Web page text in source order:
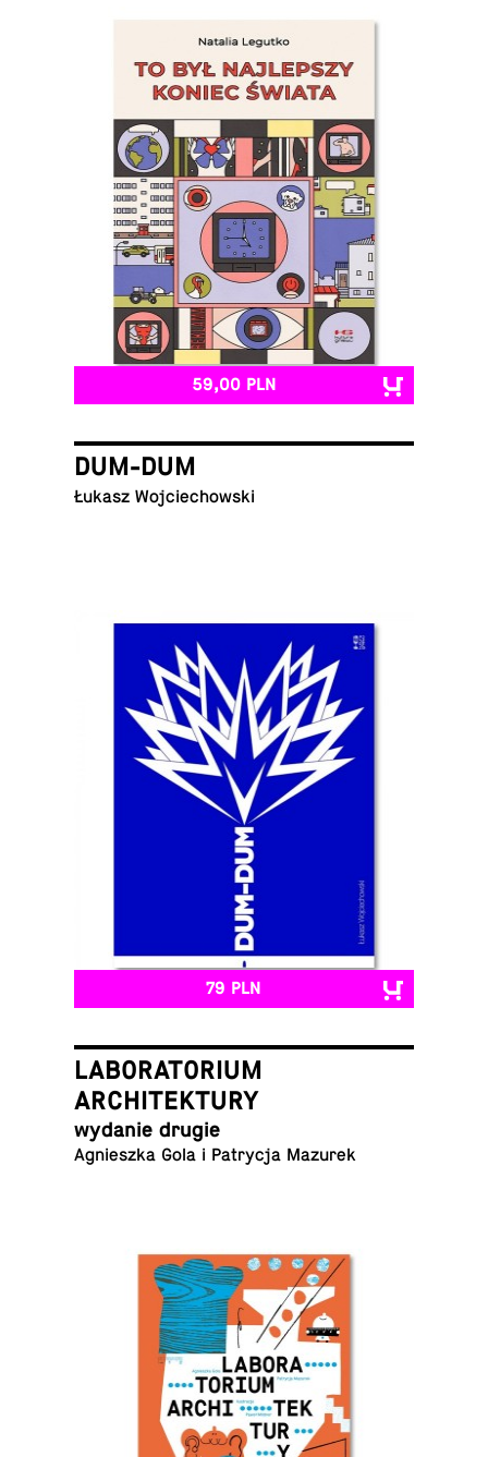
59,00 PLN
DUM-DUM
Łukasz Wojciechowski
79 PLN
LABORATORIUM
ARCHITEKTURY
wydanie drugie
Agniesz­ka Gola i Pa­try­cja Mazurek